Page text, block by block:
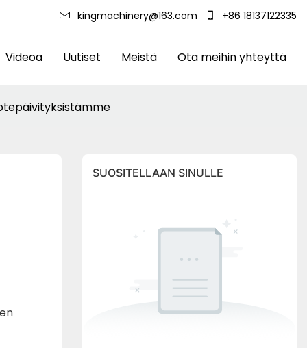
kingmachinery@163.com +86 18137122335
Videoa Uutiset Meistä Ota meihin yhteyttä
SUOSITELLAAN SINULLE